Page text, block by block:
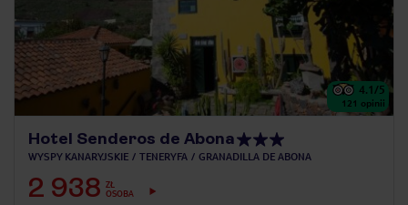
4.1/5
121 opinii
Hotel Senderos de Abona
WYSPY KANARYJSKIE TENERYFA GRANADILLA DE ABONA
2 938 ZŁ
OSOBA